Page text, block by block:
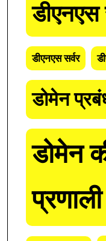
डीएनएस
डीएनएस सर्वर
डोमेन
डोमेन
प्रणाली